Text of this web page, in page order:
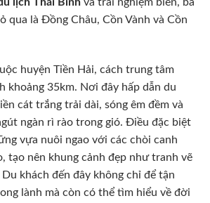
lịch Thái Bình và trải nghiệm biển, ba
qua là Đồng Châu, Cồn Vành và Cồn
huyện Tiền Hải, cách trung tâm
khoảng 35km. Nơi đây hấp dẫn du
cát trắng trải dài, sóng êm đềm và
ngàn rì rào trong gió. Điều đặc biệt
vựa nuôi ngao với các chòi canh
tạo nên khung cảnh đẹp như tranh vẽ
khách đến đây không chỉ để tận
lành mà còn có thể tìm hiểu về đời